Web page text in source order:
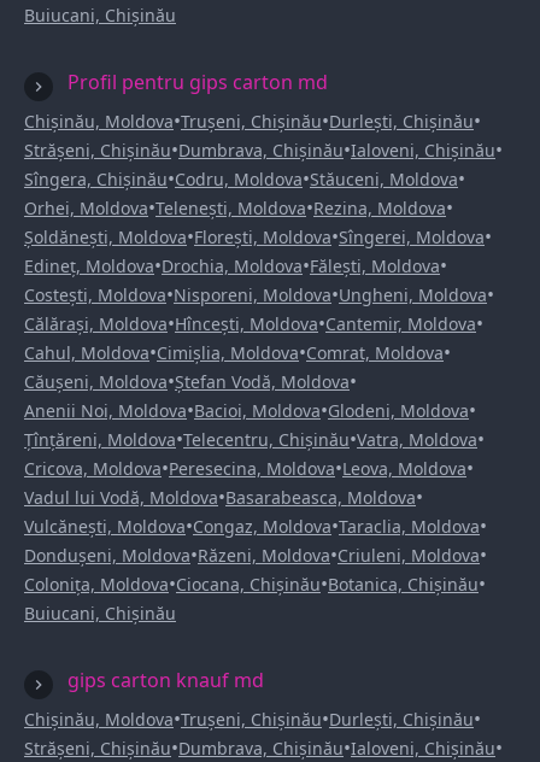
Buiucani, Chișinău
Profil pentru gips carton md
Chișinău, Moldova•Trușeni, Chișinău•Durlești, Chișinău•
Strășeni, Chișinău•Dumbrava, Chișinău•Ialoveni, Chișinău•
Sîngera, Chișinău•Codru, Moldova•Stăuceni, Moldova•
Orhei, Moldova•Telenești, Moldova•Rezina, Moldova•
Șoldănești, Moldova•Florești, Moldova•Sîngerei, Moldova•
Edineț, Moldova•Drochia, Moldova•Fălești, Moldova•
Costești, Moldova•Nisporeni, Moldova•Ungheni, Moldova•
Călărași, Moldova•Hîncești, Moldova•Cantemir, Moldova•
Cahul, Moldova•Cimișlia, Moldova•Comrat, Moldova•
Căușeni, Moldova•Ștefan Vodă, Moldova•
Anenii Noi, Moldova•Bacioi, Moldova•Glodeni, Moldova•
Țînțăreni, Moldova•Telecentru, Chișinău•Vatra, Moldova•
Cricova, Moldova•Peresecina, Moldova•Leova, Moldova•
Vadul lui Vodă, Moldova•Basarabeasca, Moldova•
Vulcănești, Moldova•Congaz, Moldova•Taraclia, Moldova•
Dondușeni, Moldova•Răzeni, Moldova•Criuleni, Moldova•
Colonița, Moldova•Ciocana, Chișinău•Botanica, Chișinău•
Buiucani, Chișinău
gips carton knauf md
Chișinău, Moldova•Trușeni, Chișinău•Durlești, Chișinău•
Strășeni, Chișinău•Dumbrava, Chișinău•Ialoveni, Chișinău•